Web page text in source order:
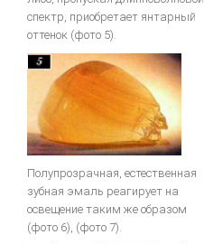
спектр, приобретает янтарный
оттенок (фото 5).
Полупрозрачная, естественная
зубная эмаль реагирует на
освещение таким же образом
(фото 6), (фото 7).